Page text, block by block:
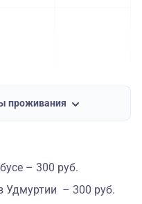
проживания
– 300 руб.
Удмуртии – 300 руб.